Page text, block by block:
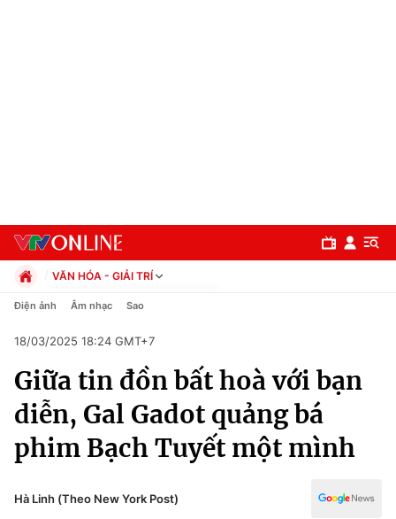
Chuyên mục
Chính trị
Xã hội
Pháp luật
VĂN HÓA - GIẢI TRÍ
Chính trị
Pháp luật
Kinh tế
Thể thao
Truyền hình
Văn hóa - Giải trí
Công nghệ
Điện ảnh Âm nhạc Sao
18/03/2025 18:24 GMT+7
Giữa tin đồn bất hoà với bạn
diễn, Gal Gadot quảng bá
phim Bạch Tuyết một mình
Hà Linh (Theo New York Post)